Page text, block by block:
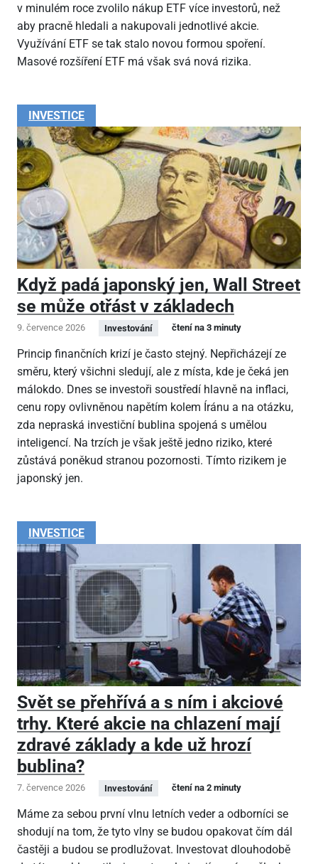
v minulém roce zvolilo nákup ETF více investorů, než
aby pracně hledali a nakupovali jednotlivé akcie.
Využívání ETF se tak stalo novou formou spoření.
Masové rozšíření ETF má však svá nová rizika.
INVESTICE
Když padá japonský jen, Wall Street
se může otřást v základech
9. července 2026 Investování čtení na 3 minuty
Princip finančních krizí je často stejný. Nepřicházejí ze
směru, který všichni sledují, ale z místa, kde je čeká jen
málokdo. Dnes se investoři soustředí hlavně na inflaci,
cenu ropy ovlivněnou napětím kolem Íránu a na otázku,
zda nepraská investiční bublina spojená s umělou
inteligencí. Na trzích je však ještě jedno riziko, které
zůstává poněkud stranou pozornosti. Tímto rizikem je
japonský jen.
INVESTICE
Svět se přehřívá a s ním i akciové
trhy. Které akcie na chlazení mají
zdravé základy a kde už hrozí
bublina?
7. července 2026 Investování čtení na 2 minuty
Máme za sebou první vlnu letních veder a odborníci se
shodují na tom, že tyto vlny se budou opakovat čím dál
častěji a budou se prodlužovat. Investovat dlouhodobě